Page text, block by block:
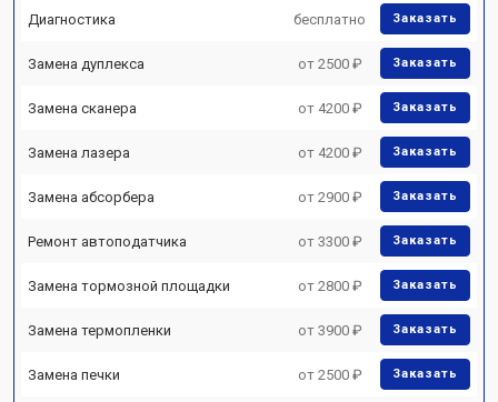
Диагностика бесплатно Заказать
Замена дуплекса от 2500 ₽ Заказать
Замена сканера от 4200 ₽ Заказать
Замена лазера от 4200 ₽ Заказать
Замена абсорбера от 2900 ₽ Заказать
Ремонт автоподатчика от 3300 ₽ Заказать
Замена тормозной площадки от 2800 ₽ Заказать
Замена термопленки от 3900 ₽ Заказать
Замена печки от 2500 ₽ Заказать